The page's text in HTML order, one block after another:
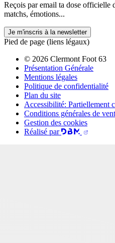
Reçois par email ta dose officielle
matchs, émotions...
Je m'inscris à la newsletter
Pied de page (liens légaux)
© 2026 Clermont Foot 63
Présentation Générale
Mentions légales
Politique de confidentialité
Plan du site
Accessibilité: Partiellement
Conditions générales de
Gestion des cookies
Réalisé par